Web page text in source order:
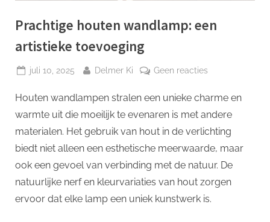
Prachtige houten wandlamp: een
artistieke toevoeging
Geplaatst
juli 10, 2025 Door
Delmer Ki Geen reactiesop
houten
wandlamp:
een
artistieke
toevoeging
Houten wandlampen stralen een unieke charme en
warmte uit die moeilijk te evenaren is met andere
materialen. Het gebruik van hout in de verlichting
biedt niet alleen een esthetische meerwaarde, maar
ook een gevoel van verbinding met de natuur. De
natuurlijke nerf en kleurvariaties van hout zorgen
ervoor dat elke lamp een uniek kunstwerk is.